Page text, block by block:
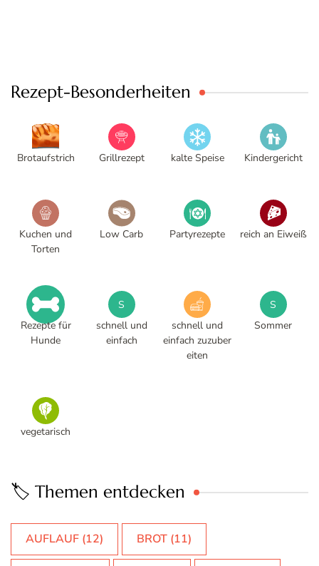
Rezept-Besonderheiten
Brotaufstrich Grillrezept kalte Speise Kindergericht
Kuchen und
Torten
Low Carb Partyrezepte reich an Eiweiß
Rezepte für
Hunde
S
schnell und
einfach
schnell und
einfach zuzuber
eiten
S
Sommer
vegetarisch
🏷️ Themen entdecken
AUFLAUF (12) BROT (11)